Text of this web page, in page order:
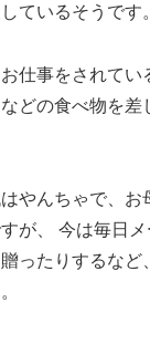
ているそうです。
仕事をされてい
どの食べ物を差
やんちゃで、お
が、 今は毎日
ったりするなど